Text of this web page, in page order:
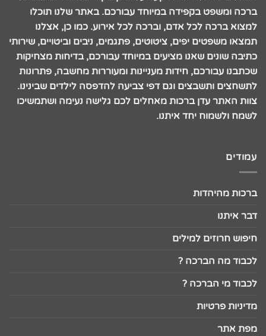
ברכה ומשפט בקפידה במיוחד עבורכם. באתר שלנו תוכלו
למצוא ברכה לכל אדם, וברכה לכל אירוע. כמו כן, אצלנו
תמצאו משפטים יפים, ציטוטים, פתגמים, ניבים וביטויים, שירותי
כתיבה שונים שאנו מציעים במיוחד עבורכם, בדיחות מצחיקות
שכתבנו עבורכם, חידות מעניינות ומעוררות מחשבה, פתרונות
לתשחצים ותשבצים וגם דפי צביעה להדפסה לילדים שבינינו.
צוות האתר עדן ברכות מאחלים לכם גלישה נעימה ושתמשיכו
לשמח ולשמוח יחד איתנו.
עמודים
ברכות מהיהדות
דבר איתנו
חיפוש חרוזים למילים
לכבוד מה הברכה ?
לכבוד מי הברכה ?
מדיניות פרטיות
מפת אתר